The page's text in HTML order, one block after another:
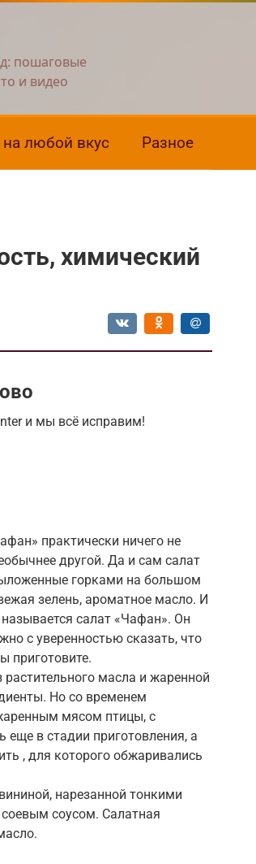
пошаговые
и видео
любой вкус Разное
химический
и мы всё исправим!
практически ничего не
другой. Да и сам салат
горками на большом
зелень, ароматное масло. И
салат «Чафан». Он
с уверенностью сказать, что
приготовите.
масла и жаренной
Но со временем
мясом птицы, с
в стадии приготовления, а
, для которого обжаривались
нарезанной тонкими
соусом. Салатная